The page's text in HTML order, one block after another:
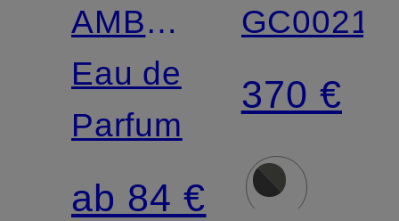
AMBROSIA
D'ORO
Eau de
Parfum
ab 84 €
370 €